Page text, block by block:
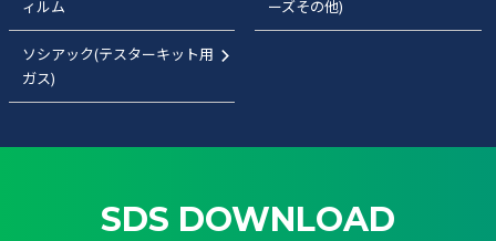
ィルム
ーズその他)
ソシアック(テスターキット用
ガス)
SDS DOWNLOAD